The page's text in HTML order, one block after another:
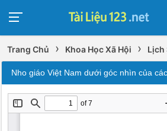
Trang Chủ › Khoa Học Xã Hội › Lịch
Nho giáo Việt Nam dưới góc nhìn của